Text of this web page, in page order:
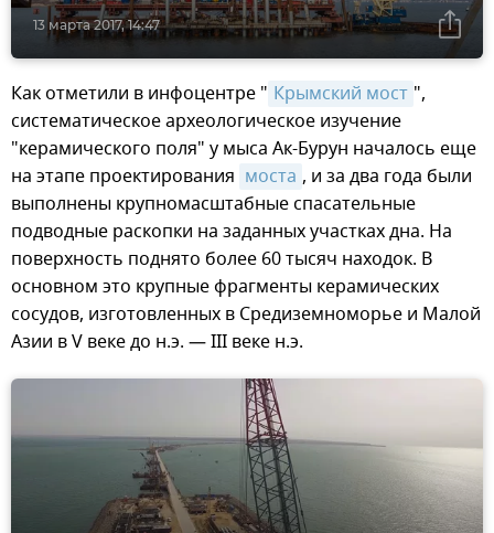
13 марта 2017, 14:47
Как отметили в инфоцентре " Крымский мост ",
систематическое археологическое изучение
"керамического поля" у мыса Ак-Бурун началось еще
на этапе проектирования моста , и за два года были
выполнены крупномасштабные спасательные
подводные раскопки на заданных участках дна. На
поверхность поднято более 60 тысяч находок. В
основном это крупные фрагменты керамических
сосудов, изготовленных в Средиземноморье и Малой
Азии в V веке до н.э. — III веке н.э.